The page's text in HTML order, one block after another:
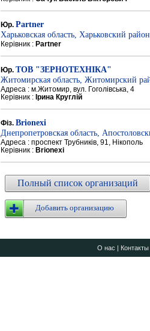
Юр. Partner
Харьковская область, Харьковский район
Керівник : Partner
Юр. ТОВ "ЗЕРНОТЕХНІКА"
Житомирская область, Житомирский
Адреса : м.Житомир, вул. Гоголівська, 4
Керівник : Ірина Круглій
Фіз. Brionexi
Днепропетровская область,
Адреса : проспект Трубників, 91, Нікополь
Керівник : Brionexi
Полный список организаций
Добавить организацию
О нас | Контакты